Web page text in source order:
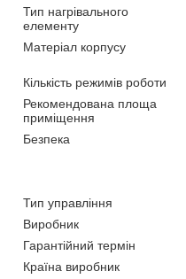
Тип нагрівального
елементу
Матеріал корпусу
Кількість режимів роботи
Рекомендована площа
приміщення
Безпека
Тип управління
Виробник
Гарантійний термін
Країна виробник